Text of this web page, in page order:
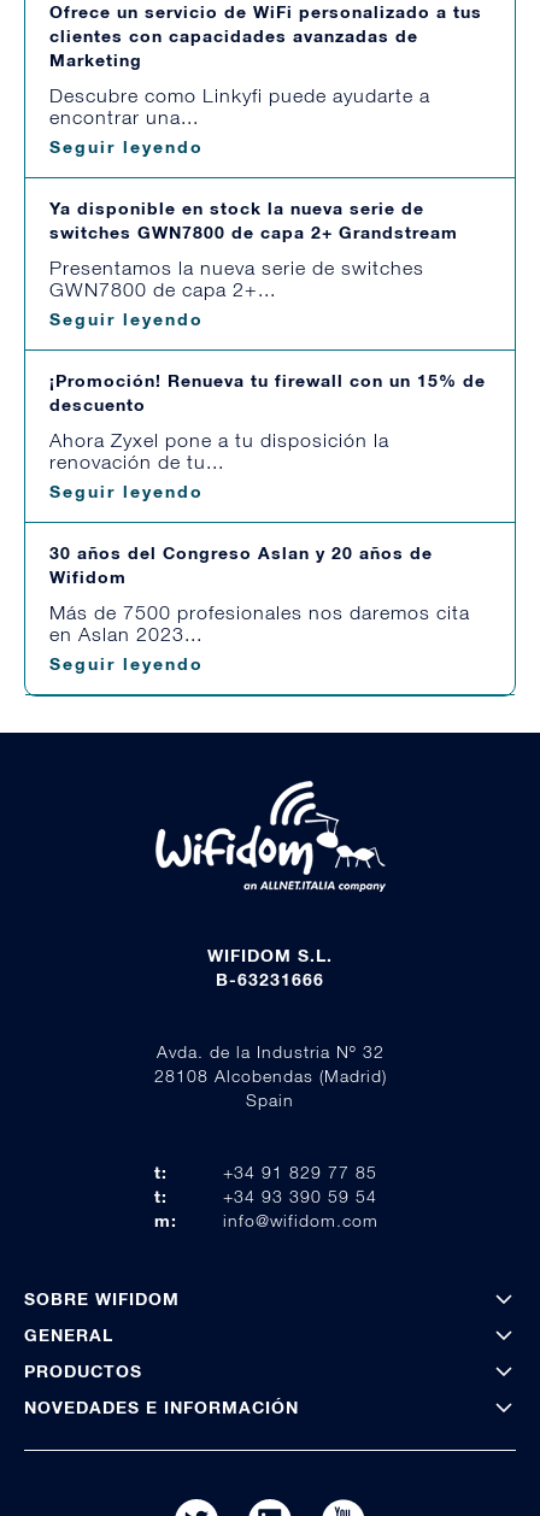
Ofrece un servicio de WiFi personalizado a tus
clientes con capacidades avanzadas de
Marketing
Descubre como Linkyfi puede ayudarte a
encontrar una...
Seguir leyendo
Ya disponible en stock la nueva serie de
switches GWN7800 de capa 2+ Grandstream
Presentamos la nueva serie de switches
GWN7800 de capa 2+...
Seguir leyendo
¡Promoción! Renueva tu firewall con un 15% de
descuento
Ahora Zyxel pone a tu disposición la
renovación de tu...
Seguir leyendo
30 años del Congreso Aslan y 20 años de
Wifidom
Más de 7500 profesionales nos daremos cita
en Aslan 2023...
Seguir leyendo
WIFIDOM S.L.
B-63231666
Avda. de la Industria Nº 32
28108 Alcobendas (Madrid)
Spain
t:
+34 91 829 77 85
t:
+34 93 390 59 54
m:
info@wifidom.com
SOBRE WIFIDOM
GENERAL
PRODUCTOS
NOVEDADES E INFORMACIÓN